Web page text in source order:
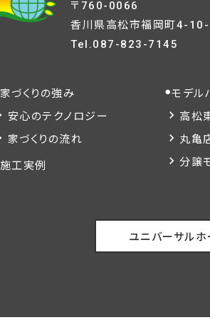
〒760-0066
香川県高松市福岡町4-
Tel.087-823-7145
家づくりの強み
安心のテクノロジー
家づくりの流れ
施工実例
モデル
高松
丸亀
分譲
ユニバーサルホ